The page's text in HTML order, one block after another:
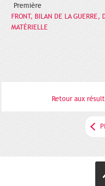
Première
FRONT, BILAN DE LA GUERRE,
MATÉRIELLE
Retour aux